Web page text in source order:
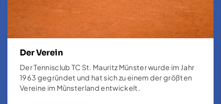
Der Verein
Der Tennisclub TC St. Mauritz Münster wurde im Jahr
1963 gegründet und hat sich zu einem der größten
Vereine im Münsterland entwickelt.